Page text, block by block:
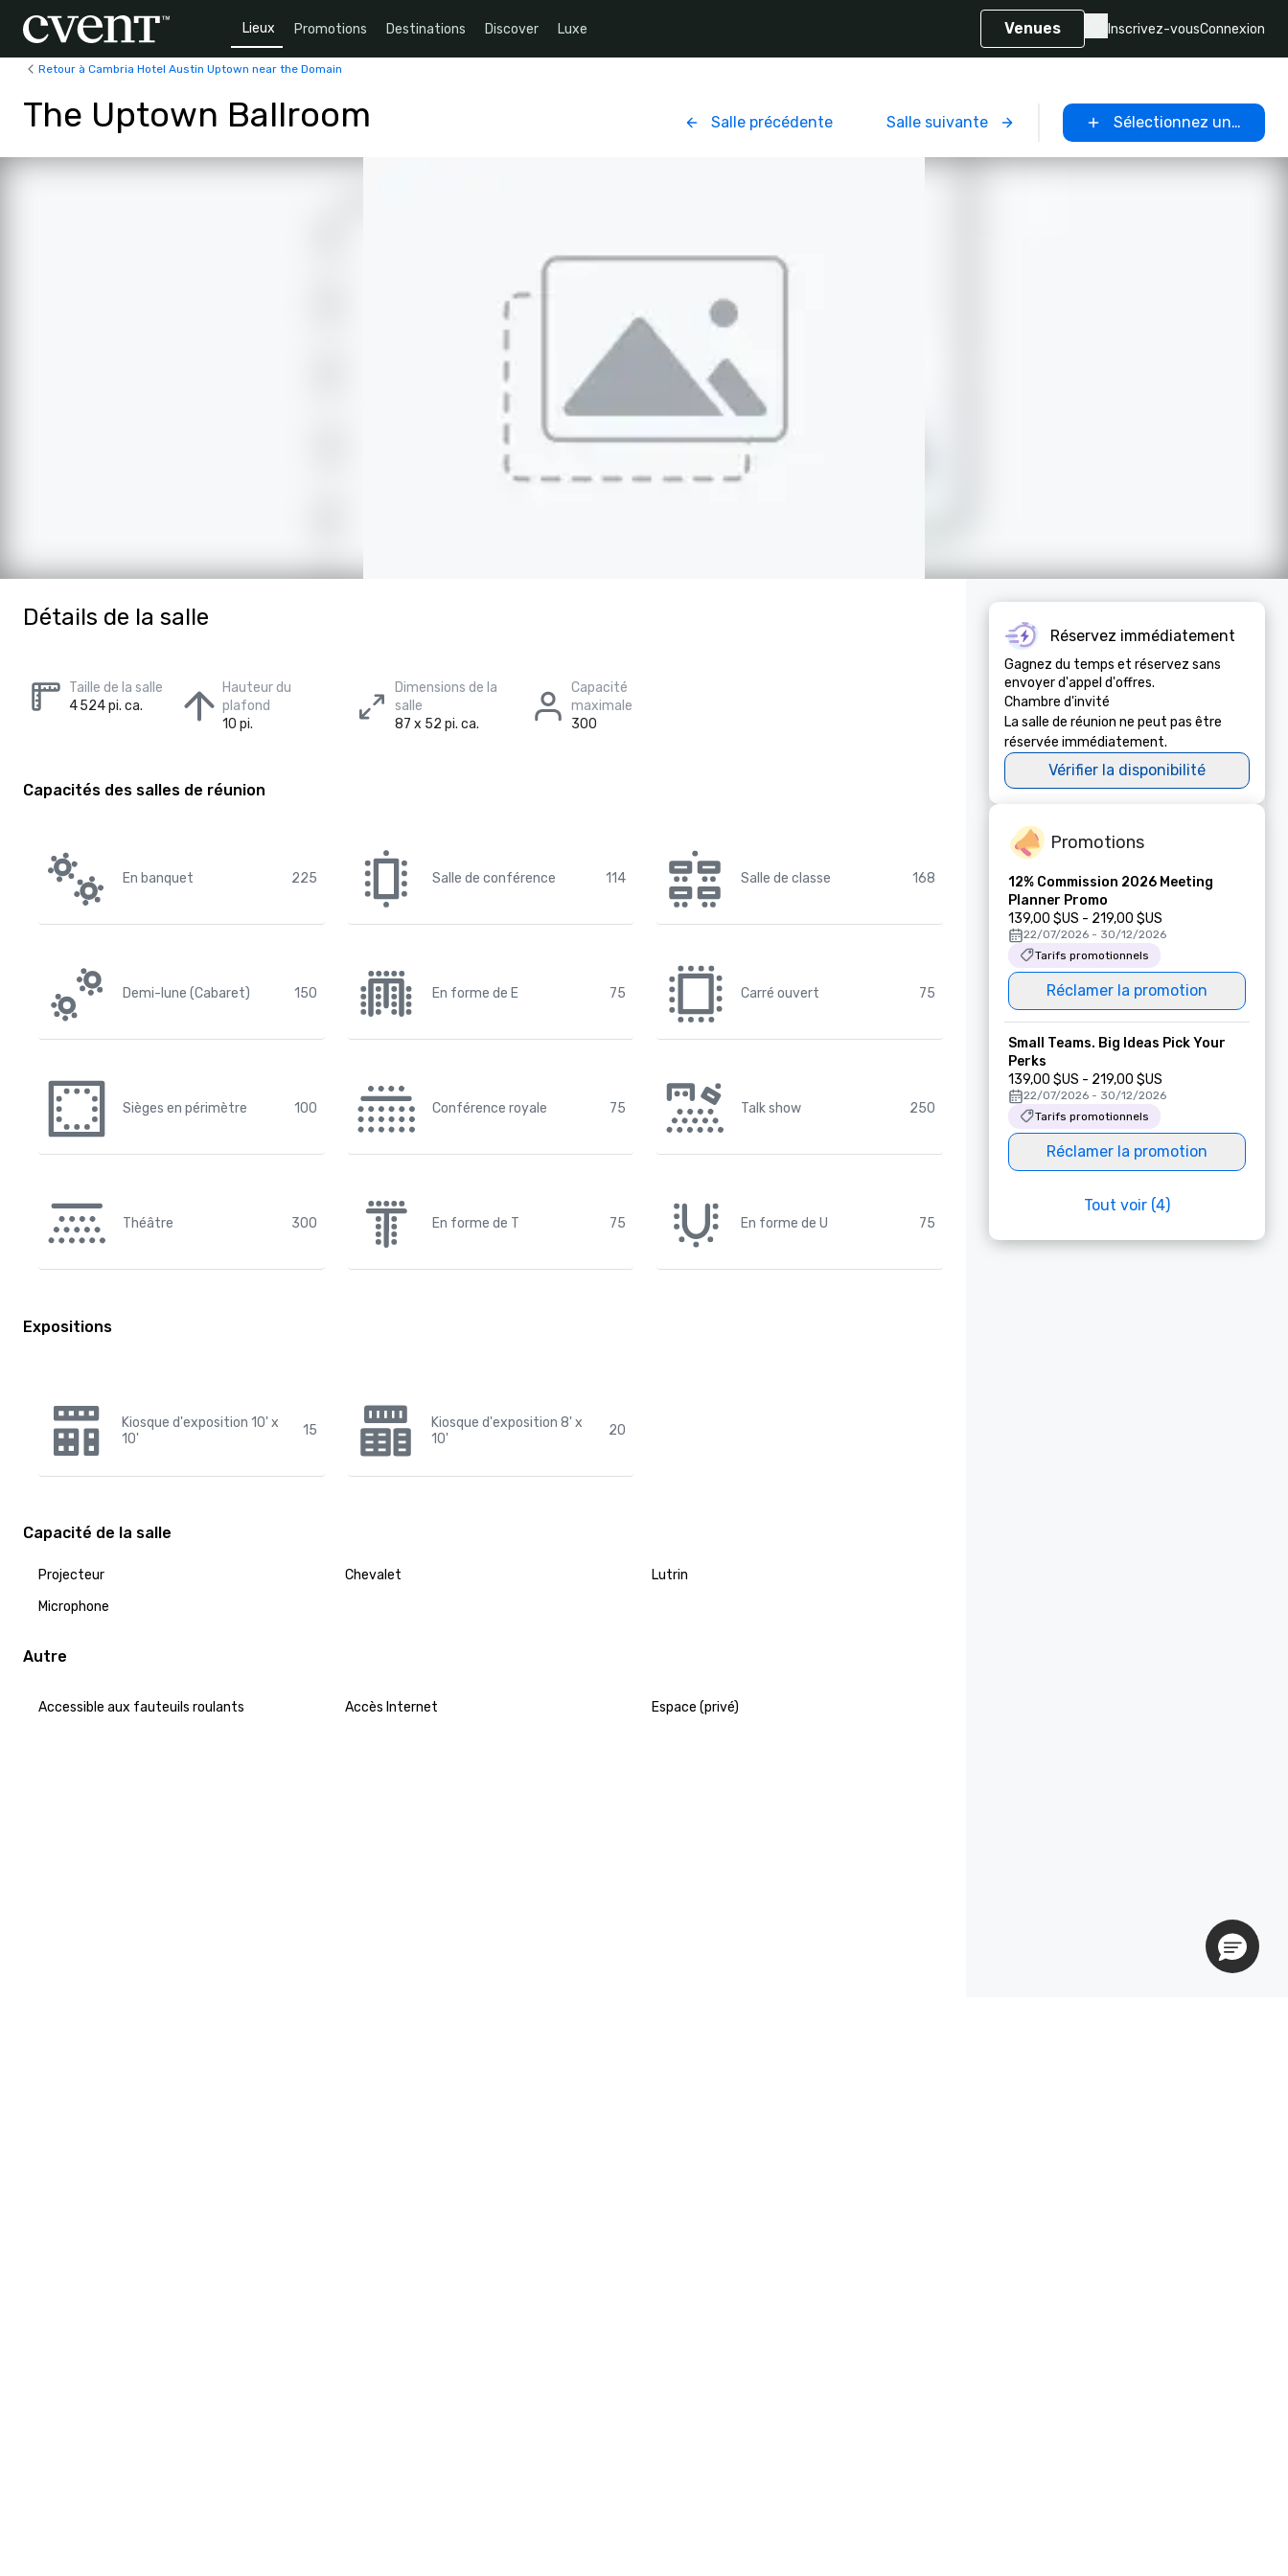
Lieux Promotions Destinations Discover Luxe Venues Inscrivez-vousConnexion
Retour à Cambria Hotel Austin Uptown near the Domain
The Uptown Ballroom Salle précédente Salle suivante Sélectionnez un lieu
Détails de la salle
Taille de la salle
4 524 pi. ca.
Hauteur du
plafond
10 pi.
Dimensions de la
salle
87 x 52 pi. ca.
Capacité
maximale
300
Capacités des salles de réunion
En banquet 225 Salle de conférence 114 Salle de classe 168
Demi-lune (Cabaret) 150 En forme de E 75 Carré ouvert 75
Sièges en périmètre 100 Conférence royale 75 Talk show 250
Théâtre 300 En forme de T 75 En forme de U 75
Expositions
Kiosque d'exposition 10' x
10'
15
Kiosque d'exposition 8' x
10'
20
Capacité de la salle
Projecteur Chevalet
Lutrin
Microphone
Autre
Accessible aux fauteuils roulants Accès Internet Espace (privé)
Réservez immédiatement
Gagnez du temps et réservez sans
envoyer d'appel d'offres.
Chambre d'invité
La salle de réunion ne peut pas être
réservée immédiatement.
Vérifier la disponibilité
Promotions
12% Commission 2026 Meeting
Planner Promo
139,00 $US - 219,00 $US
22/07/2026 - 30/12/2026
Tarifs promotionnels
Réclamer la promotion
Small Teams. Big Ideas Pick Your
Perks
139,00 $US - 219,00 $US
22/07/2026 - 30/12/2026
Tarifs promotionnels
Réclamer la promotion
Tout voir (4)